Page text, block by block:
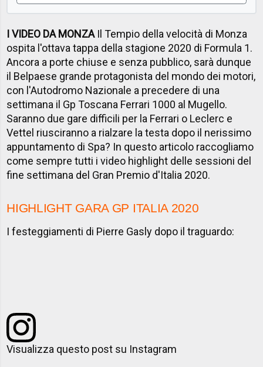
I VIDEO DA MONZAIl Tempio della velocità di Monza
ospita l'ottava tappa della stagione 2020 di Formula 1.
Ancora a porte chiuse e senza pubblico, sarà dunque
il Belpaese grande protagonista del mondo dei motori,
con l'Autodromo Nazionale a precedere di una
settimana il Gp Toscana Ferrari 1000 al Mugello.
Saranno due gare difficili per la Ferrari o Leclerc e
Vettel riusciranno a rialzare la testa dopo il nerissimo
appuntamento di Spa? In questo articolo raccogliamo
come sempre tutti i video highlight delle sessioni del
fine settimana del Gran Premio d'Italia 2020.
HIGHLIGHT GARA GP ITALIA 2020
I festeggiamenti di Pierre Gasly dopo il traguardo:
Visualizza questo post su Instagram